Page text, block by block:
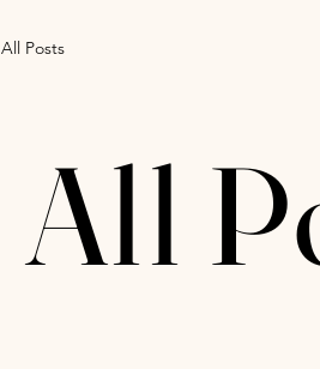
All Posts
All